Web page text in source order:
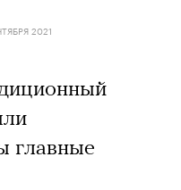
2021
главные